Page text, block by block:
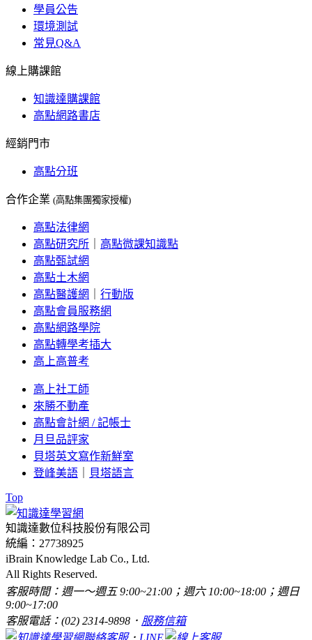
學員公告
環境測試
常見Q&A
線上購課館
知識達購課館
高點網路書店
經銷門市
高點分班
合作企業 (高點集團獨家授權)
高點法律網
高點研究所
高點微課知識點
高點甄試網
高點土木網
高點醫護網
行動版
高點會員服務網
高點網路學院
高點轉學考插大
高上高普考
高上社工師
來勝不動產
高點會計網 / 記帳士
月旦品評家
貝塔英文寫作新鮮室
登峰美語
貝塔語言
Top
知識達數位科技股份有限公司
統編：27738925
iBrain Knowledge Lab Co., Ltd.
All Rights Reserved.
客服時間：週一～週五 9:00~21:00；週六 10:00~18:00；週日
9:00~17:00
客服電話：(02) 2314-9898． 服務信箱